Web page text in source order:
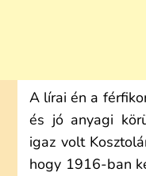
A lírai én a
és jó anyagi
igaz volt
hogy 1916-ban